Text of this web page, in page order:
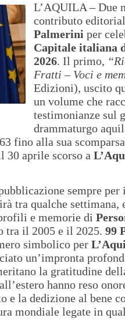
L’AQUILA – Due
contributo
Palmerini per
Capitale italiana
2026. Il primo,
Fratti – Voci e
Edizioni), uscito
un volume che
testimonianze sul
drammaturgo
fino alla sua
30 aprile scorso a
sempre
tra qualche settimana,
e memorie di
tra il 2005 e il 2025. 99
simbolico per
un’impronta
la gratitudine
hanno reso
e la dedizione al bene
mondiale legate in